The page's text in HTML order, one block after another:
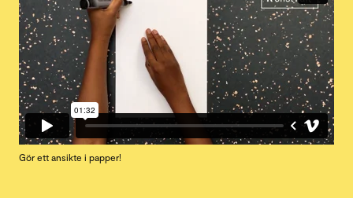
Gör ett ansikte i papper!